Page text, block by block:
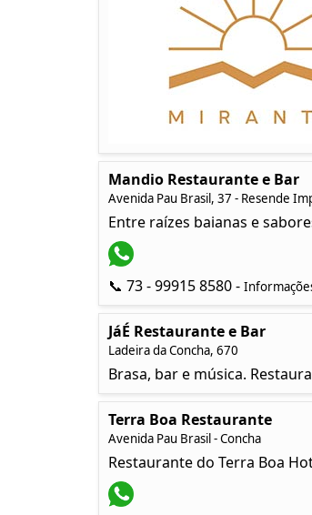
Mandio Restaurante e Bar
Avenida Pau Brasil, 37 - Resende
Entre raízes baianas e
📞 73 - 99915 8580 -
JáÉ Restaurante e Bar
Ladeira da Concha, 670
Brasa, bar e música.
Terra Boa Restaurante
Avenida Pau Brasil - Concha
Restaurante do Terra Boa